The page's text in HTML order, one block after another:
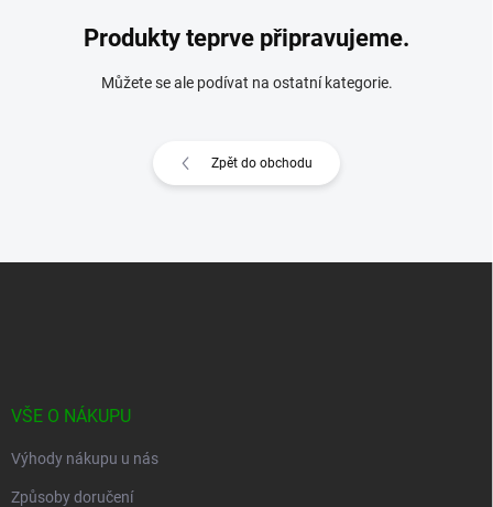
Produkty teprve připravujeme.
Můžete se ale podívat na ostatní kategorie.
Zpět do obchodu
VŠE O NÁKUPU
Výhody nákupu u nás
Způsoby doručení